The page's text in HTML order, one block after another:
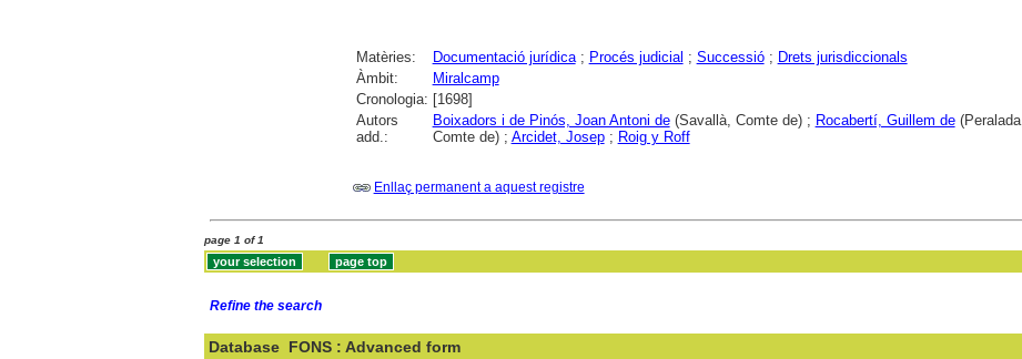
Matèries: Documentació jurídica; Procés judicial ; Successió; Drets jurisdiccionals
Àmbit:
Miralcamp
Cronologia: [1698]
Autors
add.:
Boixadors i de Pinós, Joan Antoni de(Savallà, Comte de) ; Rocabertí, Guillem de(Peralada,
Comte de) ; Arcidet, Josep; Roig y Roff
Enllaç permanent a aquest registre
page 1 of 1
Refine the search
Database FONS : Advanced form